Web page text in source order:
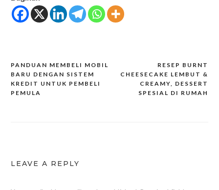
Post
navigation
RESEP BURNT
CHEESECAKE LEMBUT &
CREAMY, DESSERT
SPESIAL DI RUMAH
PANDUAN MEMBELI MOBIL
BARU DENGAN SISTEM
KREDIT UNTUK PEMBELI
PEMULA
LEAVE A REPLY